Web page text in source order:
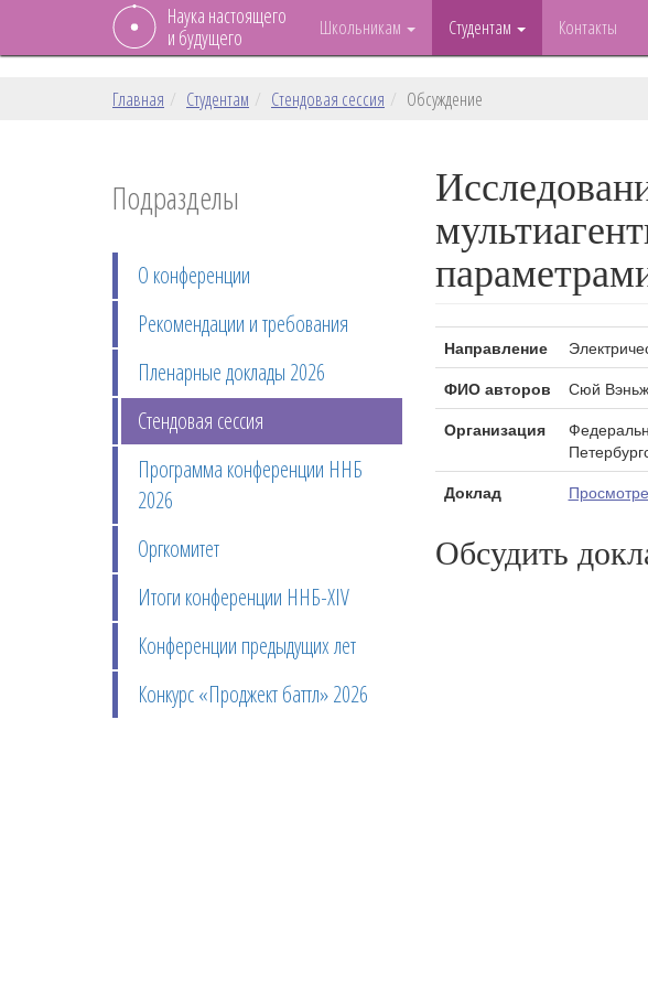
Наука настоящего
и будущего
Школьникам Студентам Контакты
Главная Студентам Стендовая сессия Обсуждение
Подразделы
О конференции
Рекомендации и требования
Пленарные доклады 2026
Стендовая сессия
Программа конференции ННБ
2026
Оргкомитет
Итоги конференции ННБ-XIV
Конференции предыдущих лет
Конкурс «Проджект баттл» 2026
Направление
ФИО авторов
Сюй
Организация
Доклад
Обсудить